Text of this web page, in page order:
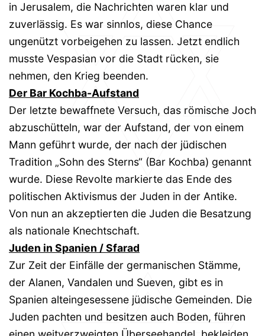
in Jerusalem, die Nachrichten waren klar und
zuverlässig. Es war sinnlos, diese Chance
ungenützt vorbeigehen zu lassen. Jetzt endlich
musste Vespasian vor die Stadt rücken, sie
nehmen, den Krieg beenden.
Der Bar Kochba-Aufstand
Der letzte bewaffnete Versuch, das römische Joch
abzuschütteln, war der Aufstand, der von einem
Mann geführt wurde, der nach der jüdischen
Tradition „Sohn des Sterns“ (Bar Kochba) genannt
wurde. Diese Revolte markierte das Ende des
politischen Aktivismus der Juden in der Antike.
Von nun an akzeptierten die Juden die Besatzung
als nationale Knechtschaft.
Juden in Spanien / Sfarad
Zur Zeit der Einfälle der germanischen Stämme,
der Alanen, Vandalen und Sueven, gibt es in
Spanien alteingesessene jüdische Gemeinden. Die
Juden pachten und besitzen auch Boden, führen